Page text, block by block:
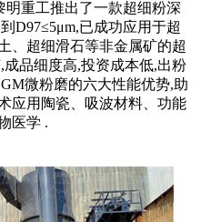
重工推出了一款超细粉深
D97≤5μm,已成功应用于超
、超细滑石等非金属矿的超
品细度高,投资成本低,出粉
微粉磨的六大性能优势,助
应用陶瓷、吸波材料、功能
医学 .